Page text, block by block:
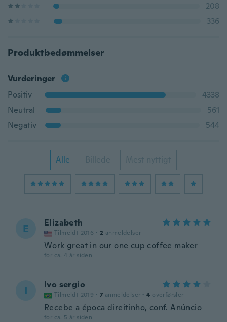
208
336
Produktbedømmelser
Vurderinger
Positiv
4338
Neutral
561
Negativ
544
Alle Billede Mest nyttigt
E Elizabeth
Tilmeldt 2016 · 2 anmeldelser
Work great in our one cup coffee maker
for ca. 4 år siden
I Ivo sergio
Tilmeldt 2019 · 7 anmeldelser · 4 overførsler
Recebe a época direitinho, conf. Anúncio
for ca. 5 år siden